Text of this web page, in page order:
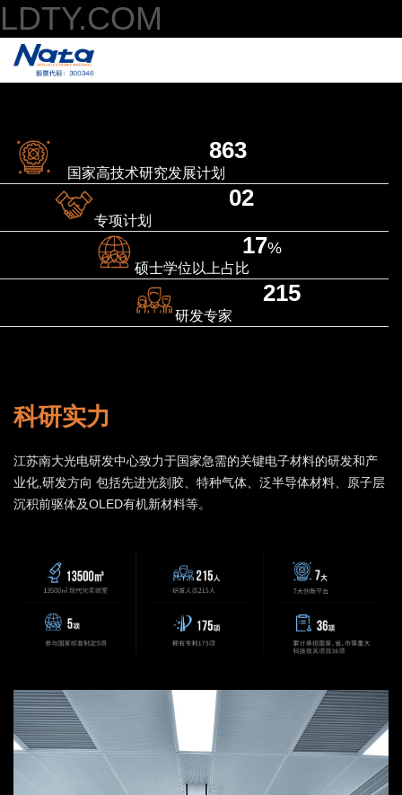
LDTY.COM
863
国家高技术研究发展计划
02
专项计划
17%
硕⼠学位以上占⽐
215
研发专家
科研实力
江苏南⼤光电研发中⼼致⼒于国家急需的关键电⼦材料的研发和产
业化,研发⽅向 包括先进光刻胶、特种⽓体、泛半导体材料、原⼦层
沉积前驱体及OLED有机新材料等。